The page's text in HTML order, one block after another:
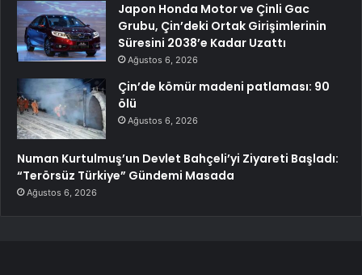
Japon Honda Motor ve Çinli Gac
Grubu, Çin’deki Ortak Girişimlerinin
Süresini 2038’e Kadar Uzattı
Ağustos 6, 2026
Çin’de kömür madeni patlaması: 90
ölü
Ağustos 6, 2026
Numan Kurtulmuş’un Devlet Bahçeli’yi Ziyareti Başladı:
“Terörsüz Türkiye” Gündemi Masada
Ağustos 6, 2026